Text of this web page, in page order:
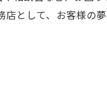
として、お客様の